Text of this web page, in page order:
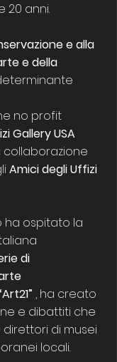
20 anni.
e alla
e della
no profit
Gallery USA
Amici degli Uffizi
ha ospitato la
di
, ha creato
e dibattiti che
di musei
locali.